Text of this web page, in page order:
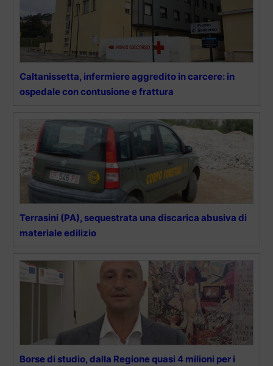
Caltanissetta, infermiere aggredito in carcere: in
ospedale con contusione e frattura
Terrasini (PA), sequestrata una discarica abusiva di
materiale edilizio
Borse di studio, dalla Regione quasi 4 milioni per i